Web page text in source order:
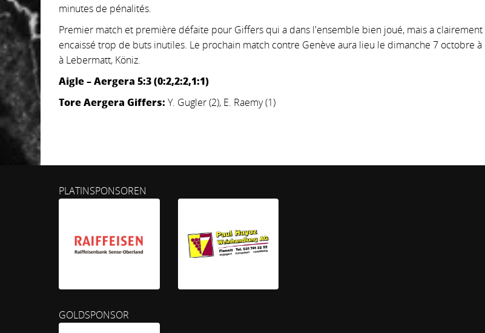
minutes de pénalités.
Premier match et première défaite pour Giffers qui a dans l'ensemble bien joué, mais a clairement
encaissé trop de buts inutiles. Le prochain match contre Genève aura lieu le dimanche 7 octobre à
à Lebermatt, Köniz.
Aigle – Aergera 5:3 (0:2,2:2,1:1)
Tore Aergera Giffers: Y. Gugler (2), E. Raemy (1)
PLATINSPONSOREN
GOLDSPONSOR